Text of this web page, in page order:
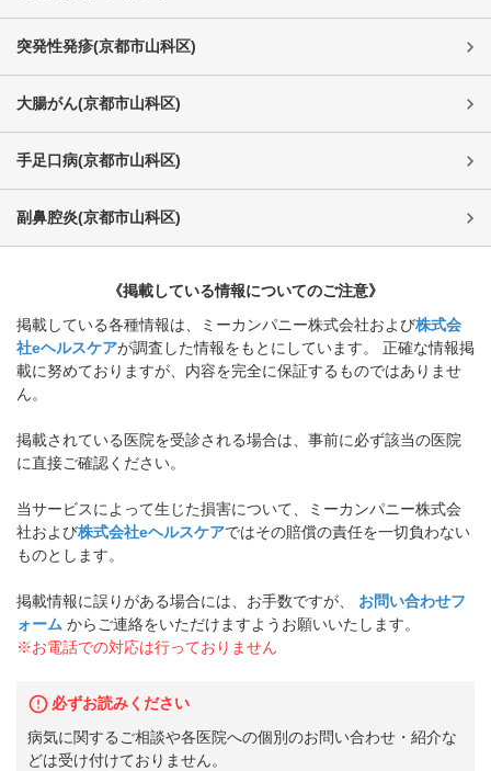
突発性発疹(京都市山科区)
大腸がん(京都市山科区)
手足口病(京都市山科区)
副鼻腔炎(京都市山科区)
《掲載している情報についてのご注意》
掲載している各種情報は、ミーカンパニー株式会社および株式会
社eヘルスケアが調査した情報をもとにしています。 正確な情報掲
載に努めておりますが、内容を完全に保証するものではありませ
ん。
掲載されている医院を受診される場合は、事前に必ず該当の医院
に直接ご確認ください。
当サービスによって生じた損害について、ミーカンパニー株式会
社および株式会社eヘルスケアではその賠償の責任を一切負わない
ものとします。
掲載情報に誤りがある場合には、お手数ですが、
お問い合わせフ
ォーム からご連絡をいただけますようお願いいたします。
※お電話での対応は行っておりません
必ずお読みください
病気に関するご相談や各医院への個別のお問い合わせ・紹介な
どは受け付けておりません。